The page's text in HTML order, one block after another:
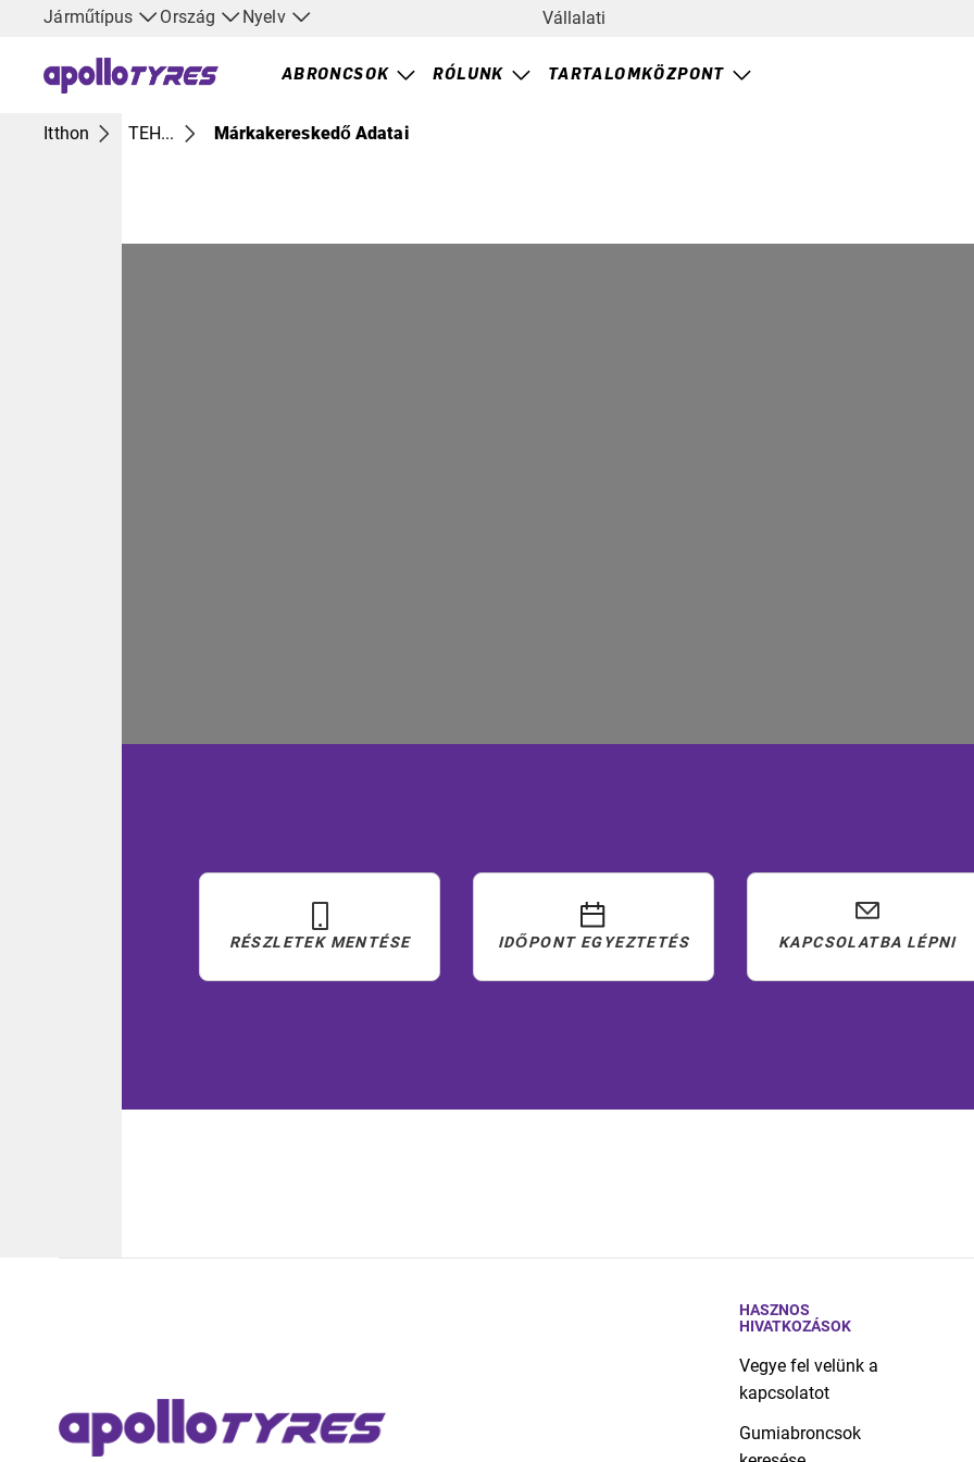
Járműtípus Ország Nyelv Vállalati
ABRONCSOK RÓLUNK TARTALOMKÖZPONT
Itthon TEH... Márkakereskedő Adatai
RÉSZLETEK MENTÉSE IDŐPONT EGYEZTETÉS KAPCSOLATBA LÉPNI
HASZNOS
HIVATKOZÁSOK
Vegye fel velünk a
kapcsolatot
Gumiabroncsok